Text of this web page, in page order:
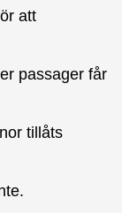
att
passager får
tillåts